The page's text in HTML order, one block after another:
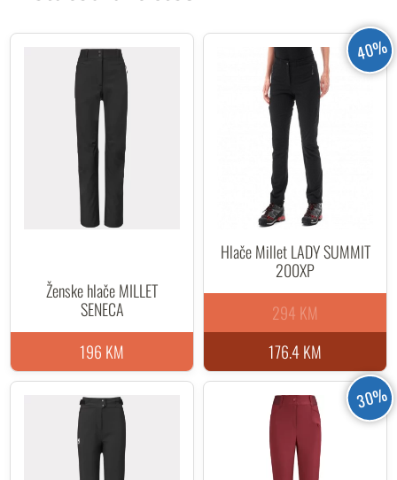
Ženske hlače MILLET
SENECA
196 KM
40%
Hlače Millet LADY SUMMIT
200XP
176.4 KM
294 KM
30%